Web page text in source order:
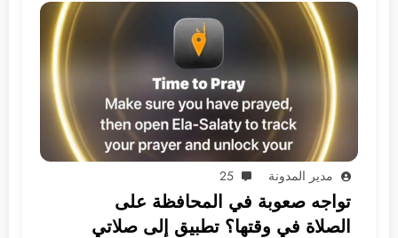
مدير المدونة 25
تواجه صعوبة في المحافظة على
الصلاة في وقتها؟ تطبيق إلى صلاتي